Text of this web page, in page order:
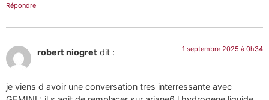
Répondre
robert niogret dit : 1 septembre 2025 à 0h34
je viens d avoir une conversation tres interressante avec